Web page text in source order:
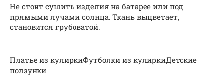
Не стоит сушить изделия на батарее или под
прямыми лучами солнца. Ткань выцветает,
становится грубоватой.
Платье из кулиркиФутболки из кулиркиДетские
ползунки